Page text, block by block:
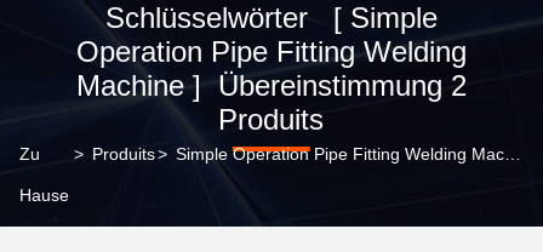
Schlüsselwörter [ Simple
Operation Pipe Fitting Welding
Machine ] Übereinstimmung 2
Produits
Zu
Hause
> Produits>